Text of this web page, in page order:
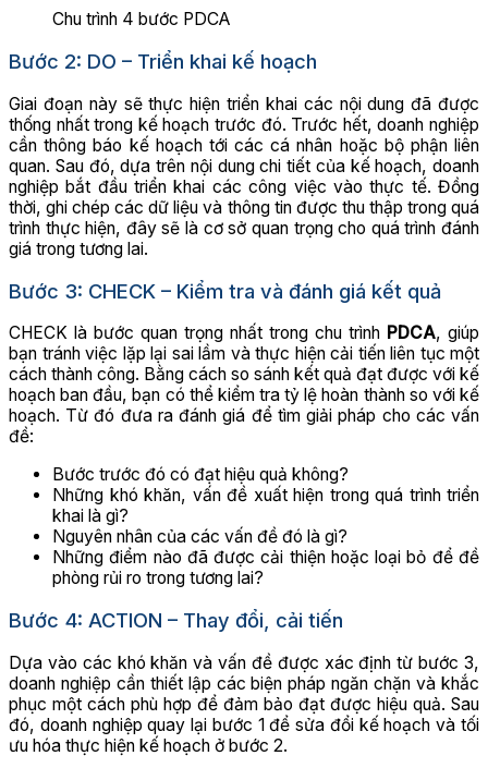
Chu trình 4 bước PDCA
Bước 2: DO – Triển khai kế hoạch
Giai đoạn này sẽ thực hiện triển khai các nội dung đã được
thống nhất trong kế hoạch trước đó. Trước hết, doanh nghiệp
cần thông báo kế hoạch tới các cá nhân hoặc bộ phận liên
quan. Sau đó, dựa trên nội dung chi tiết của kế hoạch, doanh
nghiệp bắt đầu triển khai các công việc vào thực tế. Đồng
thời, ghi chép các dữ liệu và thông tin được thu thập trong quá
trình thực hiện, đây sẽ là cơ sở quan trọng cho quá trình đánh
giá trong tương lai.
Bước 3: CHECK – Kiểm tra và đánh giá kết quả
CHECK là bước quan trọng nhất trong chu trình PDCA, giúp
bạn tránh việc lặp lại sai lầm và thực hiện cải tiến liên tục một
cách thành công. Bằng cách so sánh kết quả đạt được với kế
hoạch ban đầu, bạn có thể kiểm tra tỷ lệ hoàn thành so với kế
hoạch. Từ đó đưa ra đánh giá để tìm giải pháp cho các vấn
đề:
Bước trước đó có đạt hiệu quả không?
Những khó khăn, vấn đề xuất hiện trong quá trình triển
khai là gì?
Nguyên nhân của các vấn đề đó là gì?
Những điểm nào đã được cải thiện hoặc loại bỏ để đề
phòng rủi ro trong tương lai?
Bước 4: ACTION – Thay đổi, cải tiến
Dựa vào các khó khăn và vấn đề được xác định từ bước 3,
doanh nghiệp cần thiết lập các biện pháp ngăn chặn và khắc
phục một cách phù hợp để đảm bảo đạt được hiệu quả. Sau
đó, doanh nghiệp quay lại bước 1 để sửa đổi kế hoạch và tối
ưu hóa thực hiện kế hoạch ở bước 2.